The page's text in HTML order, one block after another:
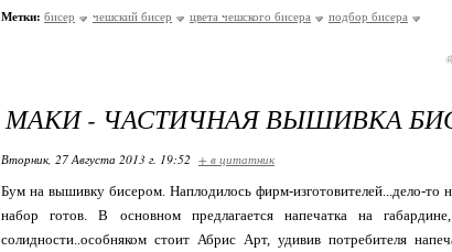
Метки: бисер чешский бисер цвета чешского бисера подбор бисера
МАКИ - ЧАСТИЧНАЯ ВЫШИВКА
Вторник, 27 Августа 2013 г. 19:52 + в цитатник
Бум на вышивку бисером. Наплодилось фирм-изготовителей...дело-то
набор готов. В основном предлагается напечатка на
солидности..особняком стоит Абрис Арт, удивив потребителя